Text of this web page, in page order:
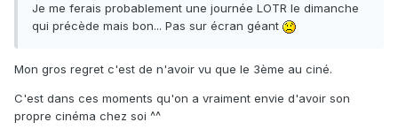
Je me ferais probablement une journée LOTR le dimanche
qui précède mais bon... Pas sur écran géant
Mon gros regret c'est de n'avoir vu que le 3ème au ciné.
C'est dans ces moments qu'on a vraiment envie d'avoir son
propre cinéma chez soi ^^